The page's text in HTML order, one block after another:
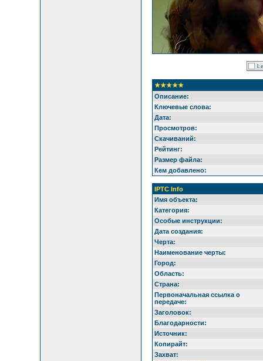
★★★★★
Описание:
Ключевые слова:
Дата:
Просмотров:
Скачиваний:
Рейтинг:
Размер файла:
Кем добавлено:
IPTC Info
Имя объекта:
Категория:
Особые инструкции:
Дата создания:
Черта:
Наименование черты:
Город:
Область:
Страна:
Первоначальная ссылка о
передаче:
Заголовок:
Благодарности:
Источник:
Копирайт:
Захват: